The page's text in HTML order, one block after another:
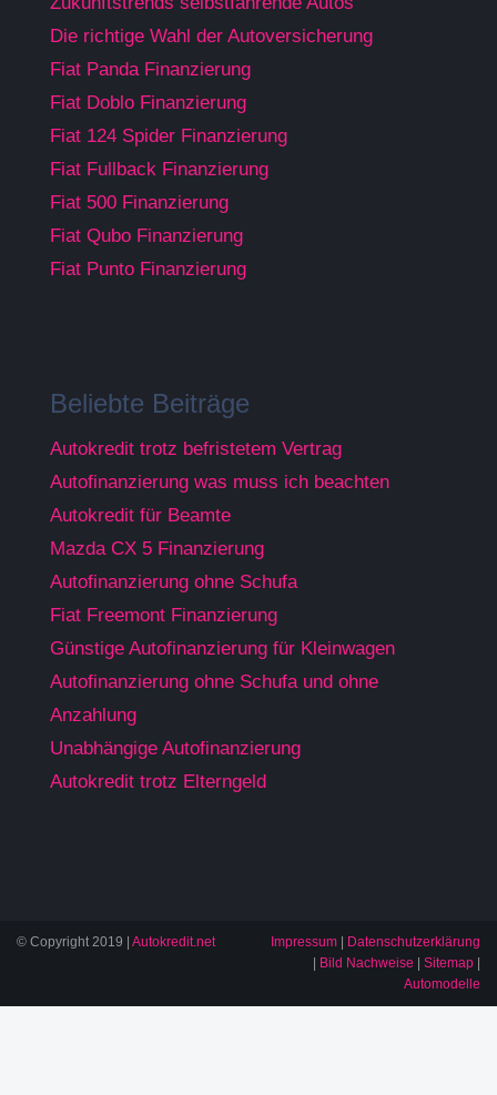
Die richtige Wahl der Autoversicherung
Fiat Panda Finanzierung
Fiat Doblo Finanzierung
Fiat 124 Spider Finanzierung
Fiat Fullback Finanzierung
Fiat 500 Finanzierung
Fiat Qubo Finanzierung
Fiat Punto Finanzierung
Beliebte Beiträge
Autokredit trotz befristetem Vertrag
Autofinanzierung was muss ich beachten
Autokredit für Beamte
Mazda CX 5 Finanzierung
Autofinanzierung ohne Schufa
Fiat Freemont Finanzierung
Günstige Autofinanzierung für Kleinwagen
Autofinanzierung ohne Schufa und ohne
Anzahlung
Unabhängige Autofinanzierung
Autokredit trotz Elterngeld
© Copyright 2019 | Autokredit.net Impressum
Datenschutzerklärung
Bild Nachweise Sitemap
Automodelle